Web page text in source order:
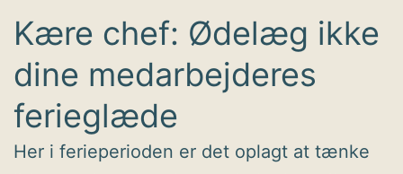
Kære chef: Ødelæg ikke
dine medarbejderes
ferieglæde
Her i ferieperioden er det oplagt at tænke